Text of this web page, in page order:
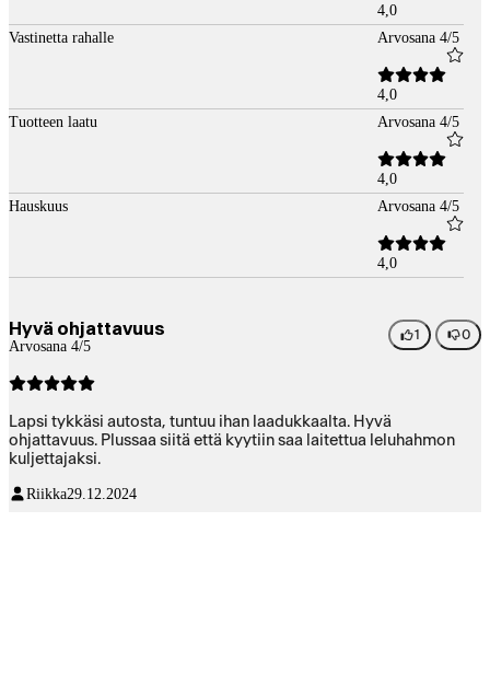
4,0
Vastinetta rahalle
Arvosana 4/5
4,0
Tuotteen laatu
Arvosana 4/5
4,0
Hauskuus
Arvosana 4/5
4,0
Hyvä ohjattavuus
Arvosana 4/5
1 0
Lapsi tykkäsi autosta, tuntuu ihan laadukkaalta. Hyvä
ohjattavuus. Plussaa siitä että kyytiin saa laitettua leluhahmon
kuljettajaksi.
Riikka29.12.2024